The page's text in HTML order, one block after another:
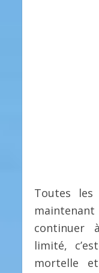
Toutes les
continuer
limité,
mortelle